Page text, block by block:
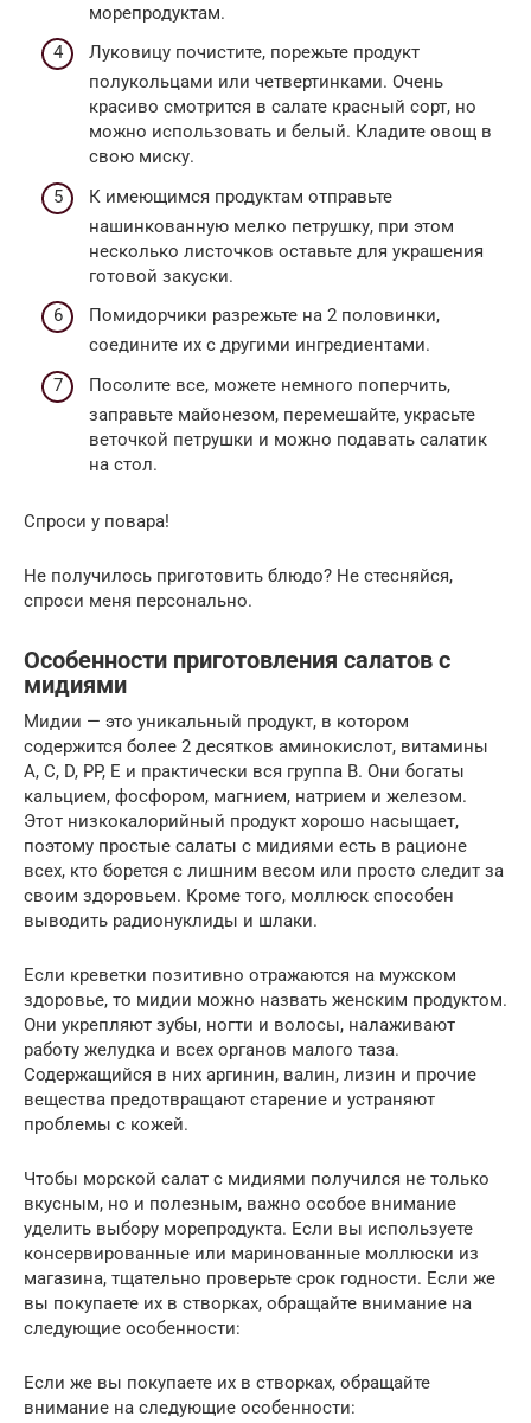
морепродуктам.
Луковицу почистите, порежьте продукт
полукольцами или четвертинками. Очень
красиво смотрится в салате красный сорт, но
можно использовать и белый. Кладите овощ в
свою миску.
К имеющимся продуктам отправьте
нашинкованную мелко петрушку, при этом
несколько листочков оставьте для украшения
готовой закуски.
Помидорчики разрежьте на 2 половинки,
соедините их с другими ингредиентами.
Посолите все, можете немного поперчить,
заправьте майонезом, перемешайте, украсьте
веточкой петрушки и можно подавать салатик
на стол.
Спроси у повара!
Не получилось приготовить блюдо? Не стесняйся,
спроси меня персонально.
Особенности приготовления салатов с
мидиями
Мидии — это уникальный продукт, в котором
содержится более 2 десятков аминокислот, витамины
A, C, D, PP, E и практически вся группа B. Они богаты
кальцием, фосфором, магнием, натрием и железом.
Этот низкокалорийный продукт хорошо насыщает,
поэтому простые салаты с мидиями есть в рационе
всех, кто борется с лишним весом или просто следит за
своим здоровьем. Кроме того, моллюск способен
выводить радионуклиды и шлаки.
Если креветки позитивно отражаются на мужском
здоровье, то мидии можно назвать женским продуктом.
Они укрепляют зубы, ногти и волосы, налаживают
работу желудка и всех органов малого таза.
Содержащийся в них аргинин, валин, лизин и прочие
вещества предотвращают старение и устраняют
проблемы с кожей.
Чтобы морской салат с мидиями получился не только
вкусным, но и полезным, важно особое внимание
уделить выбору морепродукта. Если вы используете
консервированные или маринованные моллюски из
магазина, тщательно проверьте срок годности. Если же
вы покупаете их в створках, обращайте внимание на
следующие особенности:
Если же вы покупаете их в створках, обращайте
внимание на следующие особенности: